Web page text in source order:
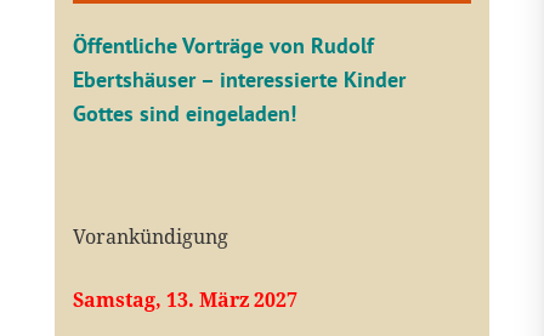
Öffentliche Vorträge von Rudolf
Ebertshäuser – interessierte Kinder
Gottes sind eingeladen!
Vorankündigung
Samstag, 13. März 2027